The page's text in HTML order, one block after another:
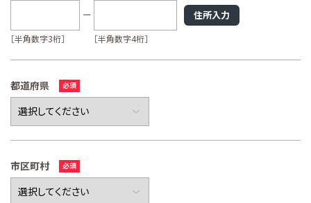
［半角数字3桁］ ［半角数字4桁］
住所入力
都道府県
市区町村